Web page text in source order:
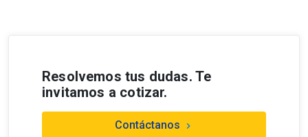
Resolvemos tus dudas. Te
invitamos a cotizar.
Contáctanos keyboard_arrow_right